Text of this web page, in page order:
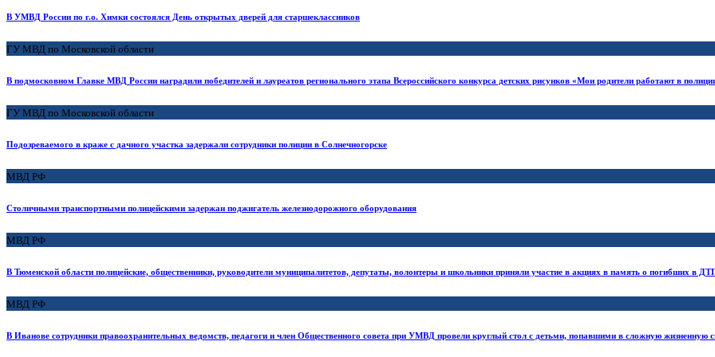
В УМВД России по г.о. Химки состоялся День открытых дверей для старшеклассников
ГУ МВД по Московской области
В подмосковном Главке МВД России наградили победителей и лауреатов регионального этапа Всероссийского конкурса детских рисунков «Мои родители работают в
ГУ МВД по Московской области
Подозреваемого в краже с дачного участка задержали сотрудники полиции в Солнечногорске
МВД РФ
Столичными транспортными полицейскими задержан поджигатель железнодорожного оборудования
МВД РФ
В Тюменской области полицейские, общественники, руководители муниципалитетов, депутаты, волонтеры и школьники приняли участие в акциях в память о погибших в
МВД РФ
В Иванове сотрудники правоохранительных ведомств, педагоги и член Общественного совета при УМВД провели круглый стол с детьми, попавшими в сложную жизненную